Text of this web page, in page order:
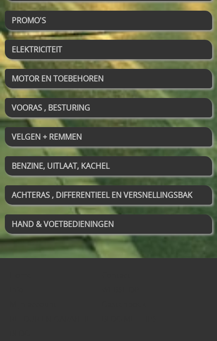
PROMO'S
ELEKTRICITEIT
MOTOR EN TOEBEHOREN
VOORAS , BESTURING
VELGEN + REMMEN
BENZINE, UITLAAT, KACHEL
ACHTERAS , DIFFERENTIEEL EN VERSNELLINGSBAK
HAND & VOETBEDIENINGEN